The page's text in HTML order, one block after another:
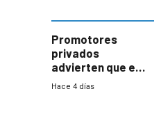
enorme
potencial
Promotores
privados
advierten que el
nuevo convenio
Hace 4 días